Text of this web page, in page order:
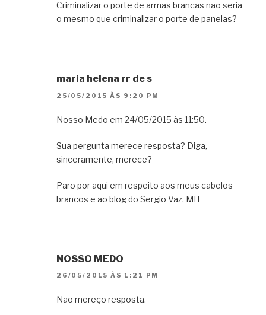
Criminalizar o porte de armas brancas nao seria
o mesmo que criminalizar o porte de panelas?
maria helena rr de s
25/05/2015 ÀS 9:20 PM
Nosso Medo em 24/05/2015 às 11:50.
Sua pergunta merece resposta? Diga,
sinceramente, merece?
Paro por aqui em respeito aos meus cabelos
brancos e ao blog do Sergio Vaz. MH
NOSSO MEDO
26/05/2015 ÀS 1:21 PM
Nao mereço resposta.